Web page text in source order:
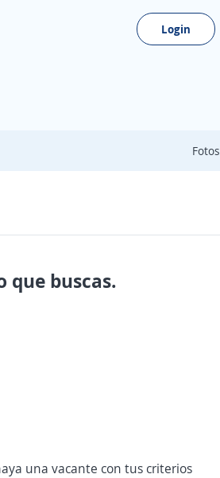
Login
Fotos
que buscas.
una vacante con tus criterios